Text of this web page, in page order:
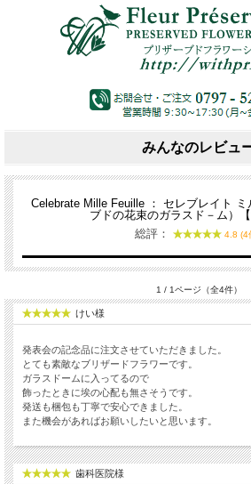
みんなのレビュ
Celebrate Mille Feuille ： セレブレイト
ブドの花束のガラスド－ム）【
総評：
4.8 (4
1 / 1ページ（全4件）
けい様
発表会の記念品に注文させていただきました。
とても素敵なブリザードフラワーです。
ガラスドームに入ってるので
飾ったときに埃の心配も無さそうです。
発送も梱包も丁寧で安心できました。
また機会があればお願いしたいと思います。
歯科医院様